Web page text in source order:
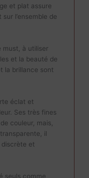
et plat assure
l’ensemble de
must , à utiliser
et la beauté de
la brillance sont
éclat et
Ses très fines
couleur, mais,
il
discrète et
seuls comme